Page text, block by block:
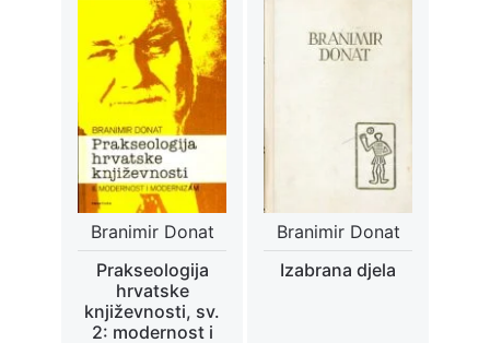
Branimir Donat
Prakseologija
hrvatske
književnosti, sv.
2: modernost i
Branimir Donat
Izabrana djela